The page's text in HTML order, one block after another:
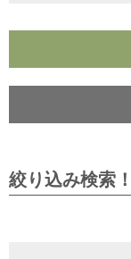
絞り込み検索！